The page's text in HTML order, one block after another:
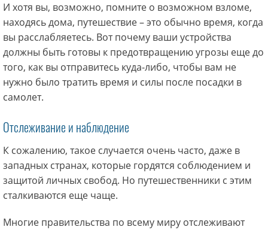
И хотя вы, возможно, помните о возможном взломе,
находясь дома, путешествие – это обычно время, когда
вы расслабляетесь. Вот почему ваши устройства
должны быть готовы к предотвращению угрозы еще до
того, как вы отправитесь куда-либо, чтобы вам не
нужно было тратить время и силы после посадки в
самолет.
Отслеживание и наблюдение
К сожалению, такое случается очень часто, даже в
западных странах, которые гордятся соблюдением и
защитой личных свобод. Но путешественники с этим
сталкиваются еще чаще.
Многие правительства по всему миру отслеживают